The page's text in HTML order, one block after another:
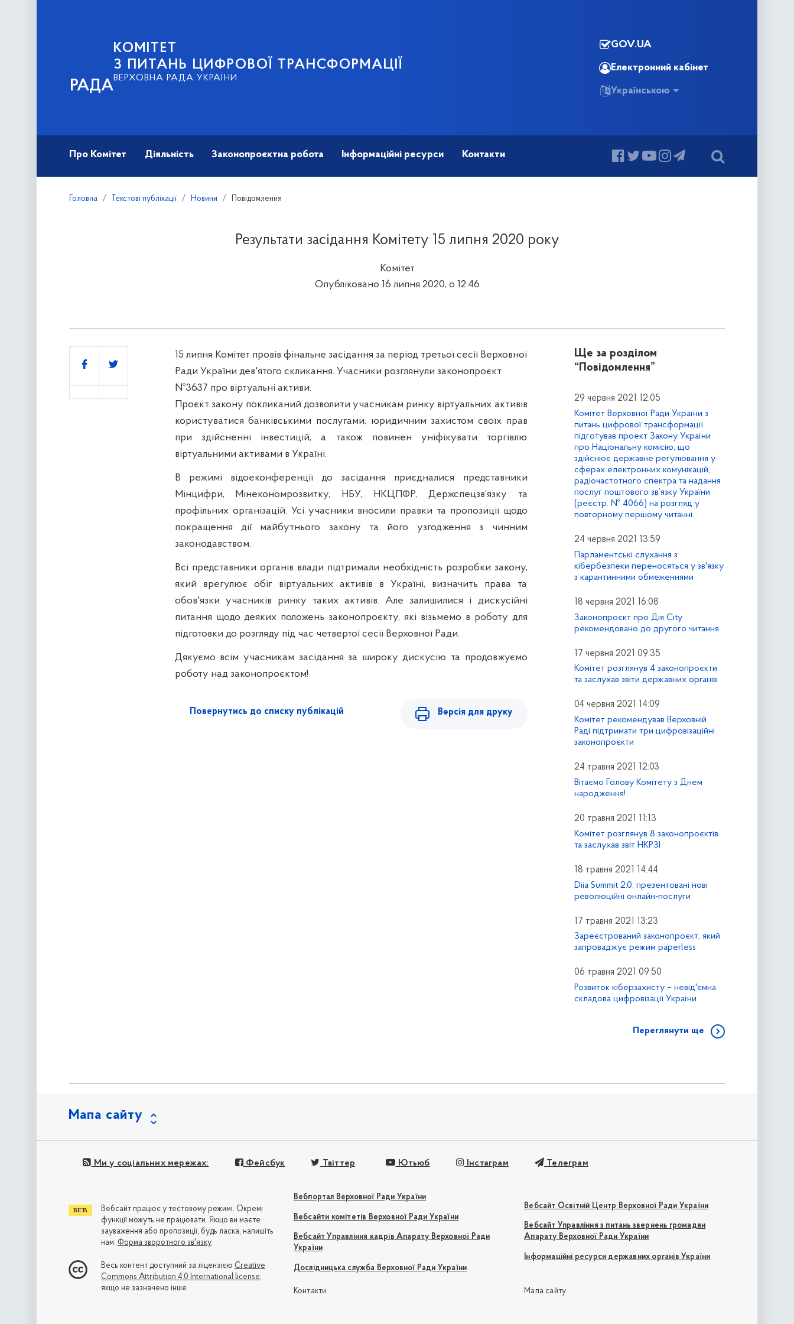
РАДА
КОМІТЕТ
З ПИТАНЬ ЦИФРОВОЇ ТРАНСФОРМАЦІЇ
ВЕРХОВНА РАДА УКРАЇНИ
GOV.UA
Електронний кабінет
Українською
Про Комітет Діяльність Законопроєктна робота Інформаційні ресурси Контакти
Головна Текстові публікації Новини Повідомлення
Результати засідання Комітету 15 липня 2020 року
Комітет
Опубліковано 16 липня 2020, о 12:46
15 липня Комітет провів фінальне засідання за період третьої сесії Верховної
Ради України дев'ятого скликання. Учасники розглянули законопроєкт
№3637 про віртуальні активи.
Проєкт закону покликаний дозволити учасникам ринку віртуальних активів
користуватися банківськими послугами, юридичним захистом своїх прав
при здійсненні інвестицій, а також повинен уніфікувати торгівлю
віртуальними активами в Україні.
В режимі відоеконференції до засідання приєдналися представники
Мінцифри, Мінекономрозвитку, НБУ, НКЦПФР, Держспецзв’язку та
профільних організацій. Усі учасники вносили правки та пропозиції щодо
покращення дії майбутнього закону та його узгодження з чинним
законодавством.
Всі представники органів влади підтримали необхідність розробки закону,
який врегулює обіг віртуальних активів в Україні, визначить права та
обов'язки учасників ринку таких активів. Але залишилися і дискусійні
питання щодо деяких положень законопроєкту, які візьмемо в роботу для
підготовки до розгляду під час четвертої сесії Верховної Ради.
Дякуємо всім учасникам засідання за широку дискусію та продовжуємо
роботу над законопроєктом!
Поділитись
Повернутись до списку публікацій Версія для друку
Ще за розділом
“Повідомлення”
29 червня 2021 12:05
Комітет Верховної Ради України з
питань цифрової трансформації
підготував проект Закону України
про Національну комісію, що
здійснює державне регулювання у
сферах електронних комунікацій,
радіочастотного спектра та надання
послуг поштового зв’язку України
(реєстр. № 4066) на розгляд у
повторному першому читанні.
24 червня 2021 13:59
Парламентські слухання з
кібербезпеки переносяться у зв'язку
з карантинними обмеженнями
18 червня 2021 16:08
Законопроєкт про Дія City
рекомендовано до другого читання
17 червня 2021 09:35
Комітет розглянув 4 законопроєкти
та заслухав звіти державних органів
04 червня 2021 14:09
Комітет рекомендував Верховній
Раді підтримати три цифровізаційні
законопроєкти
24 травня 2021 12:03
Вітаємо Голову Комітету з Днем
народження!
20 травня 2021 11:13
Комітет розглянув 8 законопроєктів
та заслухав звіт НКРЗІ
18 травня 2021 14:44
Diia Summit 2.0: презентовані нові
революційні онлайн-послуги
17 травня 2021 13:23
Зареєстрований законопроєкт, який
запроваджує режим paperless
06 травня 2021 09:50
Розвиток кіберзахисту – невід'ємна
складова цифровізації України
Переглянути ще
Мапа сайту
Ми у соціальних мережах: Фейсбук Твіттер Ютьюб Інстаграм Телеграм
Вебпортал Верховної Ради України
Вебсайти комітетів Верховної Ради України
Вебсайт Управління кадрів Апарату Верховної Ради
України
Дослідницька служба Верховної Ради України
Вебсайт Освітній Центр Верховної Ради України
Вебсайт Управління з питань звернень громадян
Апарату Верховної Ради України
Інформаційні ресурси державних органів України
Контакти Мапа сайту
Вебсайт працює у тестовому режимі. Окремі
функції можуть не працювати. Якщо ви маєте
зауваження або пропозиції, будь ласка, напишіть
нам: Форма зворотного зв'язку
Весь контент доступний за ліцензією Creative
Commons Attribution 4.0 International license,
якщо не зазначено інше